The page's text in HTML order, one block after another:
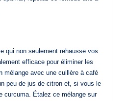
qui non seulement rehausse vos
efficace pour éliminer les
mélange avec une cuillère à café
peu de jus de citron et, si vous le
curcuma. Étalez ce mélange sur